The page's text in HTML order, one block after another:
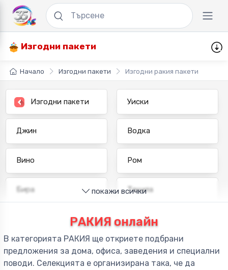
Изгодни пакети
Начало Изгодни пакети Изгодни ракия пакети
Изгодни пакети Уиски
Джин Водка
Вино Ром
Бира Текила
Бренди
Ракия Ликьор
покажи всички
РАКИЯ онлайн
В категорията РАКИЯ ще откриете подбрани
предложения за дома, офиса, заведения и специални
поводи. Селекцията е организирана така, че да